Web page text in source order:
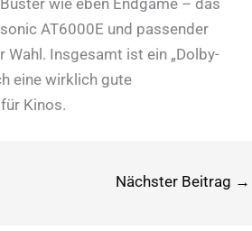
wie eben Endgame – das
AT6000E und passender
Wahl. Insgesamt ist ein „Dolby-
eine wirklich gute
Kinos.
Nächster Beitrag →